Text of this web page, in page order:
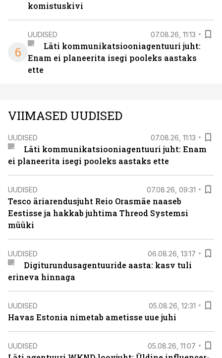
komistuskivi
6
UUDISED 07.08.26, 11:13
Läti kommunikatsiooniagentuuri juht:
Enam ei planeerita isegi pooleks aastaks
ette
VIIMASED UUDISED
UUDISED 07.08.26, 11:13
Läti kommunikatsiooniagentuuri juht: Enam
ei planeerita isegi pooleks aastaks ette
UUDISED 07.08.26, 09:31
Tesco äriarendusjuht Reio Orasmäe naaseb
Eestisse ja hakkab juhtima Threod Systemsi
müüki
UUDISED 06.08.26, 13:17
Digiturundusagentuuride aasta: kasv tuli
erineva hinnaga
UUDISED 05.08.26, 12:31
Havas Estonia nimetab ametisse uue juhi
UUDISED 05.08.26, 11:07